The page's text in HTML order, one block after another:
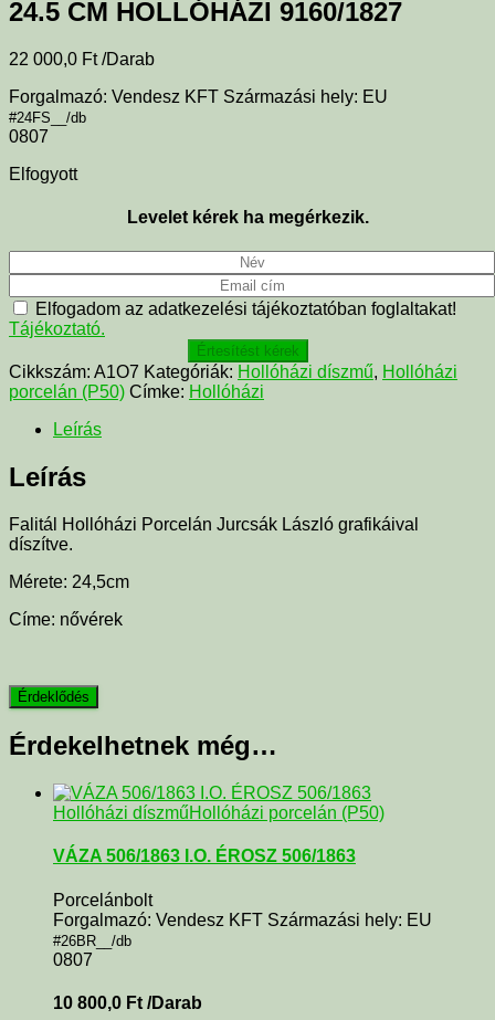
24.5 CM HOLLÓHÁZI 9160/1827
22 000,0 Ft /Darab
Forgalmazó: Vendesz KFT Származási hely: EU
#24FS__/db
0807
Elfogyott
Levelet kérek ha megérkezik.
Elfogadom az adatkezelési tájékoztatóban foglaltakat!
Tájékoztató.
Értesítést kérek
Cikkszám: A1O7 Kategóriák: Hollóházi díszmű, Hollóházi
porcelán (P50) Címke: Hollóházi
Leírás
Leírás
Falitál Hollóházi Porcelán Jurcsák László grafikáival
díszítve.
Mérete: 24,5cm
Címe: nővérek
Érdekelhetnek még…
Hollóházi díszműHollóházi porcelán (P50)
VÁZA 506/1863 I.O. ÉROSZ 506/1863
Porcelánbolt
Forgalmazó: Vendesz KFT Származási hely: EU
#26BR__/db
0807
10 800,0 Ft /Darab